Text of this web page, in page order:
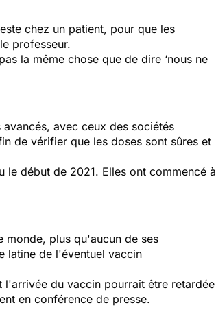
chez un patient, pour que les
professeur.
la même chose que de dire ‘nous ne
avec ceux des sociétés
de vérifier que les doses sont sûres et
le début de 2021. Elles ont commencé à
monde, plus qu'aucun de ses
latine de l'éventuel vaccin
l'arrivée du vaccin pourrait être retardée
en conférence de presse.